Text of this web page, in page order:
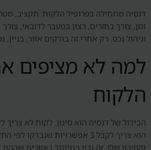
דנסיה מתחילה בפרופיל הלקוח: תקציב,
זמן, צורך בתזרים, רצון במעבר לדובאי,
וניהול נכס. רק אחרי זה בודקים אזור, בניין,
למה לא מציפים
הלקוח
הוא צריך לקבל 3 אפשרויות שנבדקו
והסיכון שלו. זה נכון במיוחד באזורים